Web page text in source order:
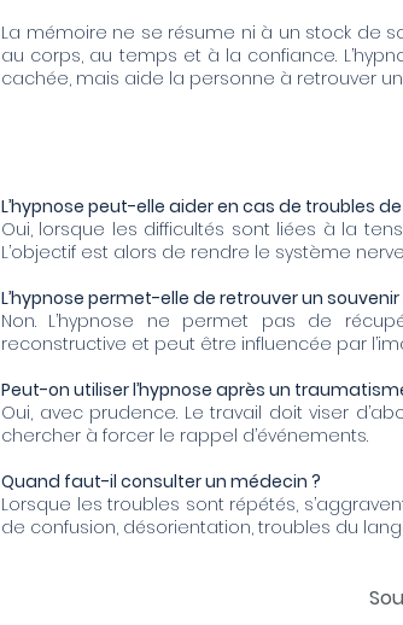
La mémoire ne se résume ni à un stock de
au corps, au temps et à la confiance.
cachée, mais aide la personne à retrouver
L’hypnose peut-elle aider en cas de troubles
Oui, lorsque les difficultés sont liées à la
L’objectif est alors de rendre le système
L’hypnose permet-elle de retrouver un
Non. L’hypnose ne permet pas de
reconstructive et peut être influencée par
Peut-on utiliser l’hypnose après un
Oui, avec prudence. Le travail doit viser
chercher à forcer le rappel d’événements.
Quand faut-il consulter un médecin ?
Lorsque les troubles sont répétés,
de confusion, désorientation, troubles du